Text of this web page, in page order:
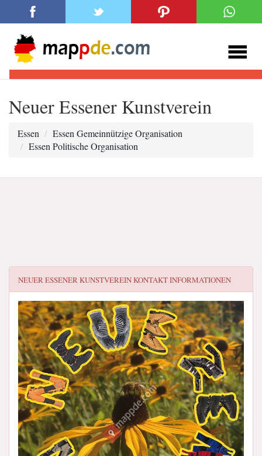
Neuer Essener Kunstverein
Essen
Essen Gemeinnützige Organisation
Essen Politische Organisation
NEUER ESSENER KUNSTVEREINKONTAKT INFORMATIONEN